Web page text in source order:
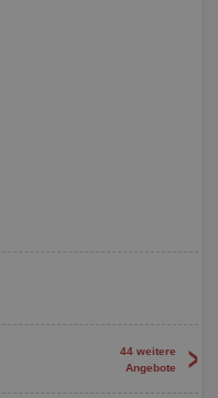
44 weitere
Angebote
>